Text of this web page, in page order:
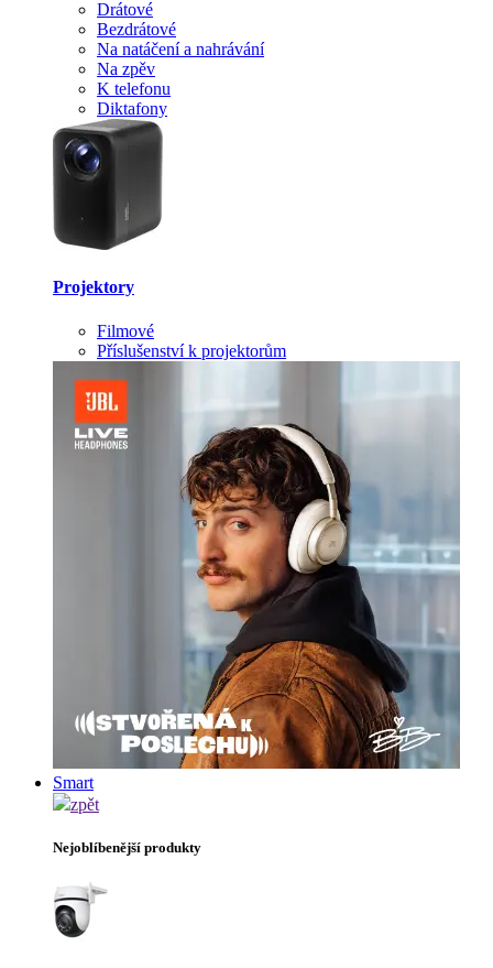
Drátové
Bezdrátové
Na natáčení a nahrávání
Na zpěv
K telefonu
Diktafony
Projektory
Filmové
Příslušenství k projektorům
Smart
zpět
Nejoblíbenější produkty